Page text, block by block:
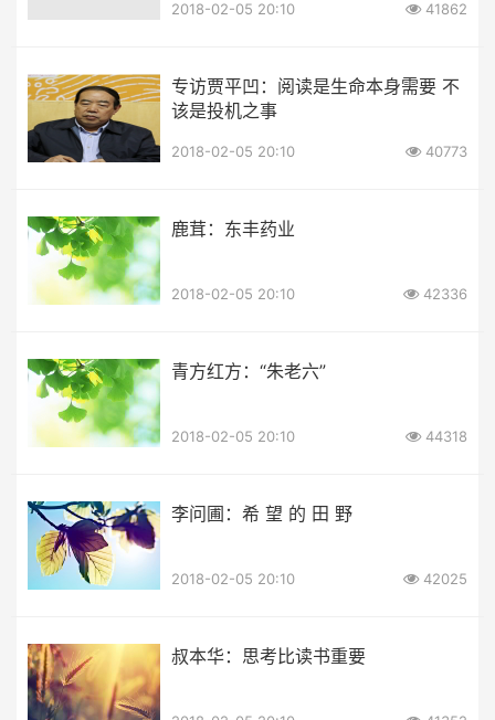
2018-02-05 20:10 41862
专访贾平凹：阅读是生命本身需要 不
该是投机之事
2018-02-05 20:10 40773
鹿茸：东丰药业
2018-02-05 20:10 42336
青方红方：“朱老六”
2018-02-05 20:10 44318
李问圃：希 望 的 田 野
2018-02-05 20:10 42025
叔本华：思考比读书重要